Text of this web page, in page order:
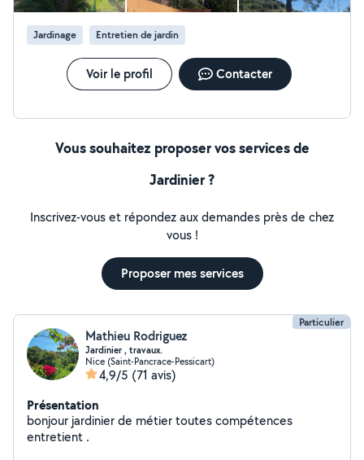
Jardinage Entretien de jardin
Voir le profil Contacter
Vous souhaitez proposer vos services de
Jardinier ?
Inscrivez-vous et répondez aux demandes près de chez
vous !
Proposer mes services
Particulier
Mathieu Rodriguez
Jardinier , travaux.
Nice (Saint-Pancrace-Pessicart)
4,9/5 (71 avis)
Présentation
bonjour jardinier de métier toutes compétences
entretient .